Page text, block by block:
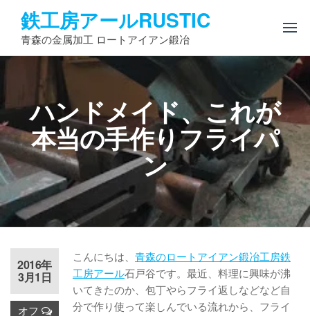
ン
ス
キ
ッ
プ
鉄工房アールRUSTIC
青森の金属加工 ロートアイアン鍛冶
ハンドメイド、これが
本当の手作りフライパ
ン
2016年
3月1日
オフ
こんにちは、 青森のロートアイアン鍛冶工房鉄
工房アール石戸谷です。最近、料理に興味が沸
いてきたのか、包丁やらフライ返しなどなど自
分で作り使って楽しんでいる流れから、フライ